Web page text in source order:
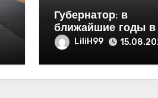
Губернатор: в
ближайшие годы в
городе появятся
десятка новых
предприятий и
50 тысяч рабочих
LiliH99